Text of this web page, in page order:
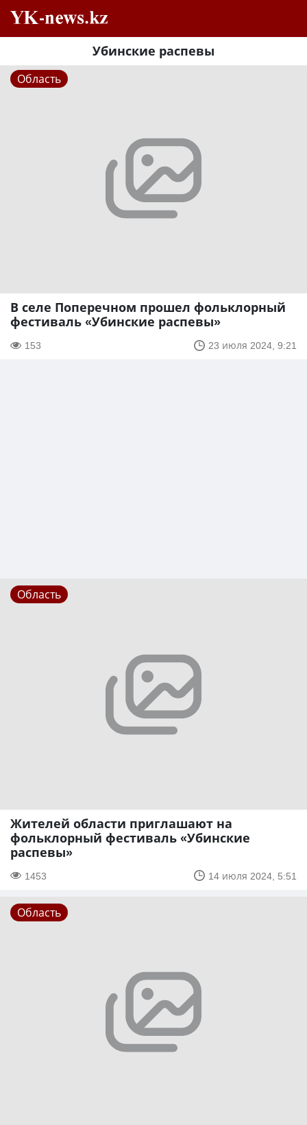
Убинские распевы
Область
В селе Поперечном прошел фольклорный
фестиваль «Убинские распевы»
153 23 июля 2024, 9:21
Область
Жителей области приглашают на
фольклорный фестиваль «Убинские
распевы»
1453 14 июля 2024, 5:51
Область